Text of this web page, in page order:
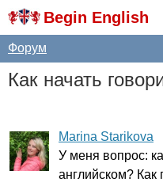
Begin English
Форум
Как начать
Marina Starikova
У меня вопрос:
английском? Как